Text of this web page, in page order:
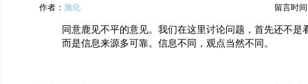
作者： 施化 留言时间
同意鹿见不平的意见。我们在这里讨论问题，首先还不是
而是信息来源多可靠。信息不同，观点当然不同。